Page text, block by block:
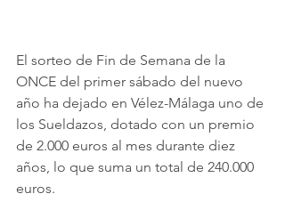
El sorteo de Fin de Semana de la
ONCE del primer sábado del nuevo
año ha dejado en Vélez-Málaga uno de
los Sueldazos, dotado con un premio
de 2.000 euros al mes durante diez
años, lo que suma un total de 240.000
euros.